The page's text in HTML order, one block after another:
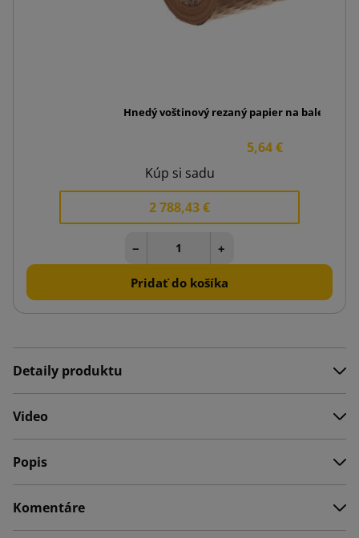
Hnedý voštinový rezaný papier na balenie
5,64 €
Kúp si sadu
2 788,43 €
− +
Pridať do košíka
Detaily produktu
Video
Popis
Komentáre